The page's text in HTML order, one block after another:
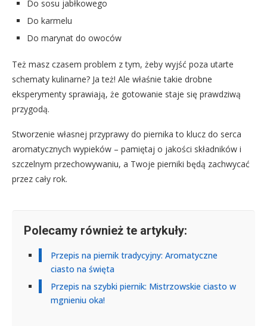
Do sosu jabłkowego
Do karmelu
Do marynat do owoców
Też masz czasem problem z tym, żeby wyjść poza utarte
schematy kulinarne? Ja też! Ale właśnie takie drobne
eksperymenty sprawiają, że gotowanie staje się prawdziwą
przygodą.
Stworzenie własnej przyprawy do piernika to klucz do serca
aromatycznych wypieków – pamiętaj o jakości składników i
szczelnym przechowywaniu, a Twoje pierniki będą zachwycać
przez cały rok.
Polecamy również te artykuły:
Przepis na piernik tradycyjny: Aromatyczne
ciasto na święta
Przepis na szybki piernik: Mistrzowskie ciasto w
mgnieniu oka!